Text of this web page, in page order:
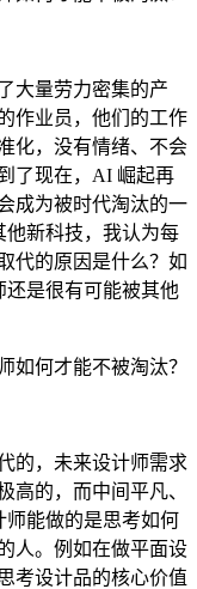
大量劳力密集的产
作业员，他们的工作
化，没有情绪、不会
了现在，AI 崛起再
成为被时代淘汰的一
新科技，我认为每
代的原因是什么？如
还是很有可能被其他
的，未来设计师需求
高的，而中间平凡、
能做的是思考如何
人。例如在做平面设
考设计品的核心价值